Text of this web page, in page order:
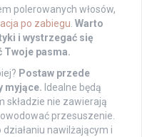
polerowanych włosów,
po zabiegu Warto
i wystrzegać się
Twoje pasma.
Postaw przede
myjące. Idealne będą
składzie nie zawierają
przesuszenie.
nawilżającym i